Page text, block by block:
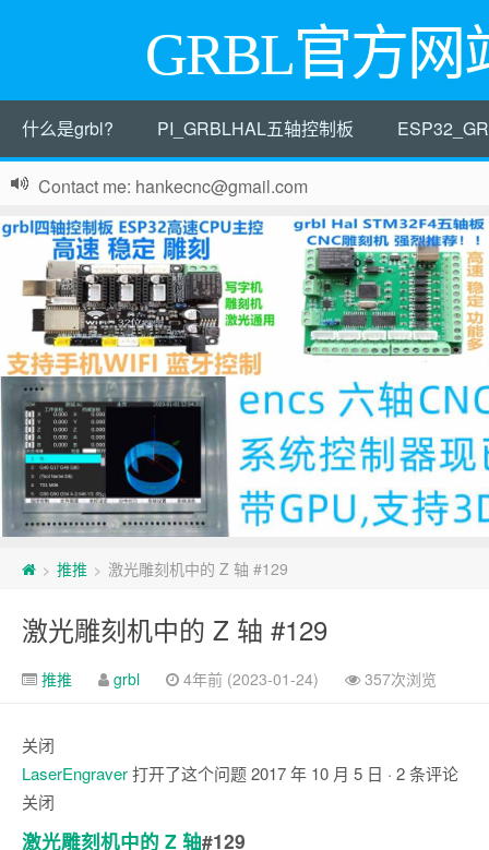
GRBL官方网
什么是grbl? PI_GRBLHAL五轴控制板
Contact me: hankecnc@gmail.com
> 推推 > 激光雕刻机中的 Z 轴 #129
激光雕刻机中的 Z 轴 #129
推推 grbl 4年前 (2023-01-24) 357次浏览
关闭
LaserEngraver打开了这个问题2017 年 10 月 5 日 · 2 条评论
关闭
激光雕刻机中的 Z 轴#129